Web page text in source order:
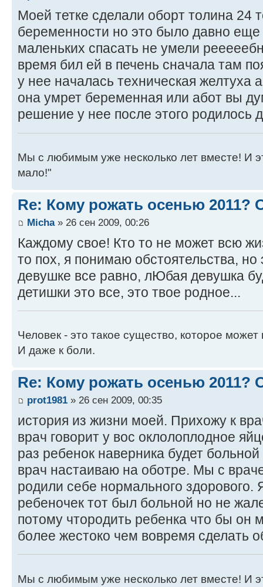
Моей тетке сделали оборт толина 24
беременности но это было давно еще
маленьких спасать не умели
время бил ей в печень сначала там
у нее началась техническая желтуха
она умрет беременная или абот вы
решение у нее после этого родилось
Мы с любимым уже несколько лет вместе! И
мало!"
Re: Кому рожать осенью 2011?
Micha» 26 сен 2009, 00:26
Каждому свое! Кто то не может всю
то пох, я понимаю обстоятельства, но
девушке все равно, лЮбая девушка
детишки это все, это твое родное...
Человек - это такое существо, которое
И даже к боли.
Re: Кому рожать осенью 2011?
prot1981 » 26 сен 2009, 00:35
история из жизни моей. Прихожу к
врач говорит у вос оклолоплодное
раз ребенок наверника будет
врач настаиваю на оботре. Мы с
родили себе нормального
ребеночек тот был больной но не
потому чтородить ребенка что бы он
более жестоко чем вовремя сделать
Мы с любимым уже несколько лет вместе! И